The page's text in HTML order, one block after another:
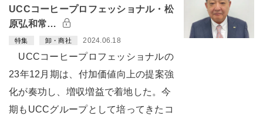
UCCコーヒープロフェッショナル・松
原弘和常…
特集 卸・商社 2024.06.18
UCCコーヒープロフェッショナルの
23年12月期は、付加価値向上の提案強
化が奏功し、増収増益で着地した。今
期もUCCグループとして培ってきたコ